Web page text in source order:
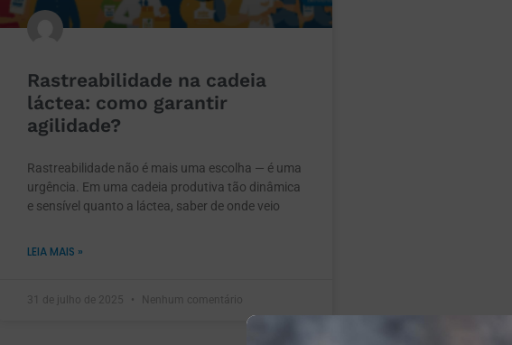
Rastreabilidade na cadeia
láctea: como garantir
agilidade?
Rastreabilidade não é mais uma escolha — é uma
urgência. Em uma cadeia produtiva tão dinâmica
e sensível quanto a láctea, saber de onde veio
LEIA MAIS »
31 de julho de 2025 Nenhum comentário